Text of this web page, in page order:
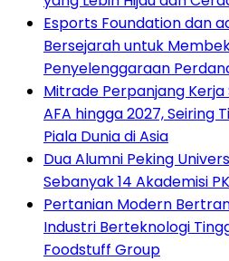
Esports Foundation dan
Bersejarah untuk
Penyelenggaraan
Mitrade Perpanjang
AFA hingga 2027, Seiring
Piala Dunia di Asia
Dua Alumni Peking
Sebanyak 14 Akademisi
Pertanian Modern
Industri Berteknologi
Foodstuff Group